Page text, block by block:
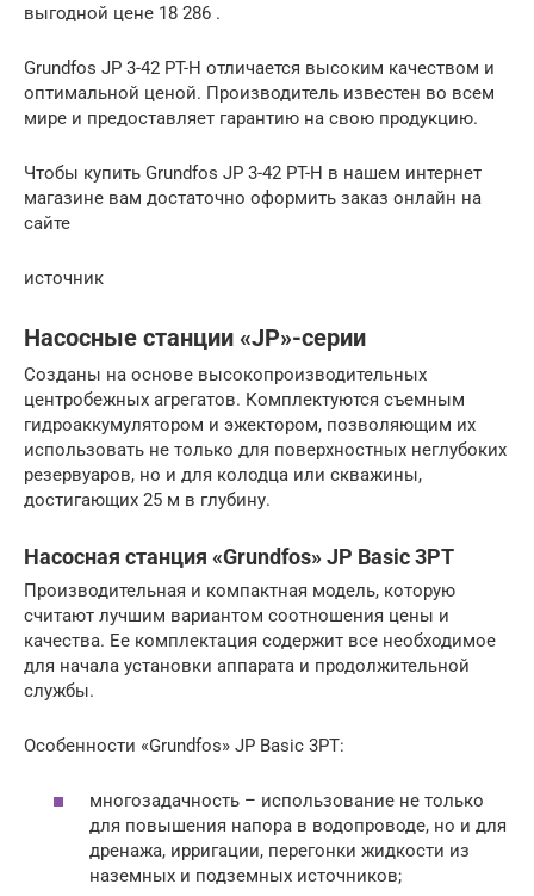
выгодной цене 18 286 .
Grundfos JP 3-42 PT-H отличается высоким качеством и
оптимальной ценой. Производитель известен во всем
мире и предоставляет гарантию на свою продукцию.
Чтобы купить Grundfos JP 3-42 PT-H в нашем интернет
магазине вам достаточно оформить заказ онлайн на
сайте
источник
Насосные станции «JP»-серии
Созданы на основе высокопроизводительных
центробежных агрегатов. Комплектуются съемным
гидроаккумулятором и эжектором, позволяющим их
использовать не только для поверхностных неглубоких
резервуаров, но и для колодца или скважины,
достигающих 25 м в глубину.
Насосная станция «Grundfos» JP Basic 3PT
Производительная и компактная модель, которую
считают лучшим вариантом соотношения цены и
качества. Ее комплектация содержит все необходимое
для начала установки аппарата и продолжительной
службы.
Особенности «Grundfos» JP Basic 3PT:
многозадачность – использование не только
для повышения напора в водопроводе, но и для
дренажа, ирригации, перегонки жидкости из
наземных и подземных источников;